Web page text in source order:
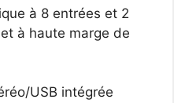
à 8 entrées et 2
à haute marge de
USB intégrée